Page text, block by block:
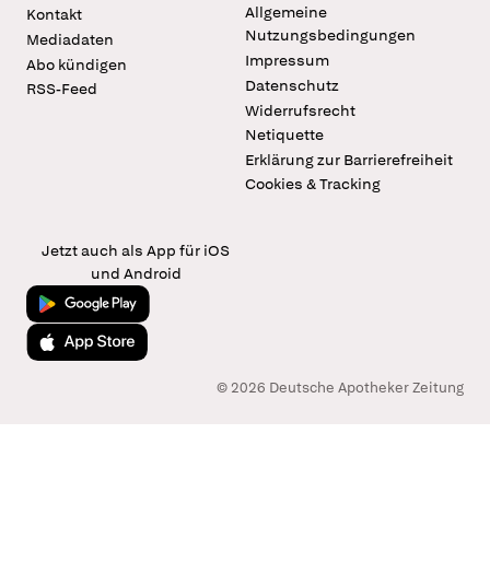
Kontakt
Mediadaten
Abo kündigen
RSS-Feed
Allgemeine
Nutzungsbedingungen
Impressum
Datenschutz
Widerrufsrecht
Netiquette
Erklärung zur Barrierefreiheit
Cookies & Tracking
Jetzt auch als App für iOS
und Android
Jetzt bei Google Play
Laden im App Store
© 2026 Deutsche Apotheker Zeitung